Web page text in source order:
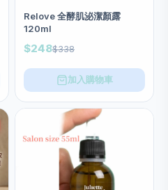
Relove 全酵肌泌潔顏露
120ml
$248$338
加入購物車